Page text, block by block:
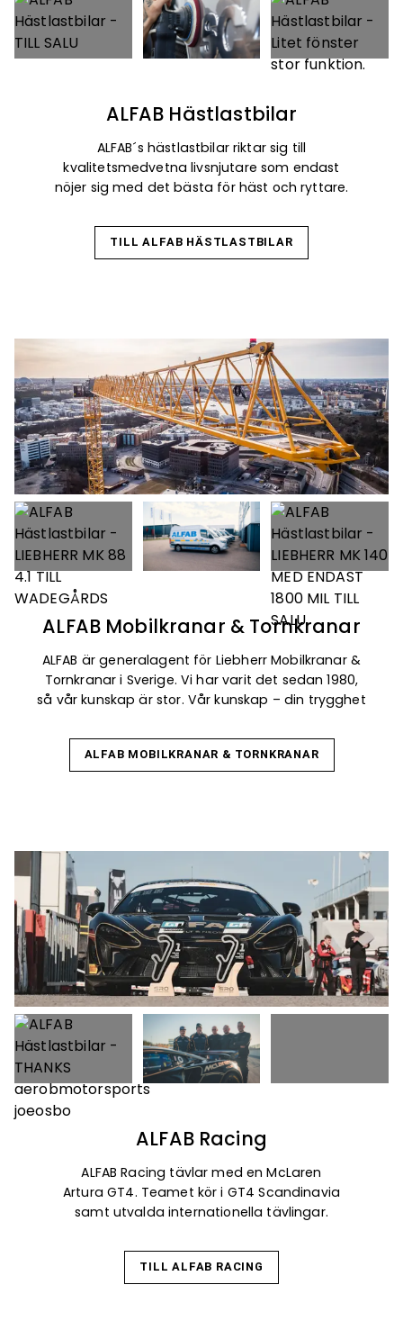
ALFAB Hästlastbilar
ALFAB´s hästlastbilar riktar sig till
kvalitetsmedvetna livsnjutare som endast
nöjer sig med det bästa för häst och ryttare.
TILL ALFAB HÄSTLASTBILAR
ALFAB Mobilkranar & Tornkranar
ALFAB är generalagent för Liebherr Mobilkranar &
Tornkranar i Sverige. Vi har varit det sedan 1980,
så vår kunskap är stor. Vår kunskap – din trygghet
ALFAB MOBILKRANAR & TORNKRANAR
ALFAB Racing
ALFAB Racing tävlar med en McLaren
Artura GT4. Teamet kör i GT4 Scandinavia
samt utvalda internationella tävlingar.
TILL ALFAB RACING